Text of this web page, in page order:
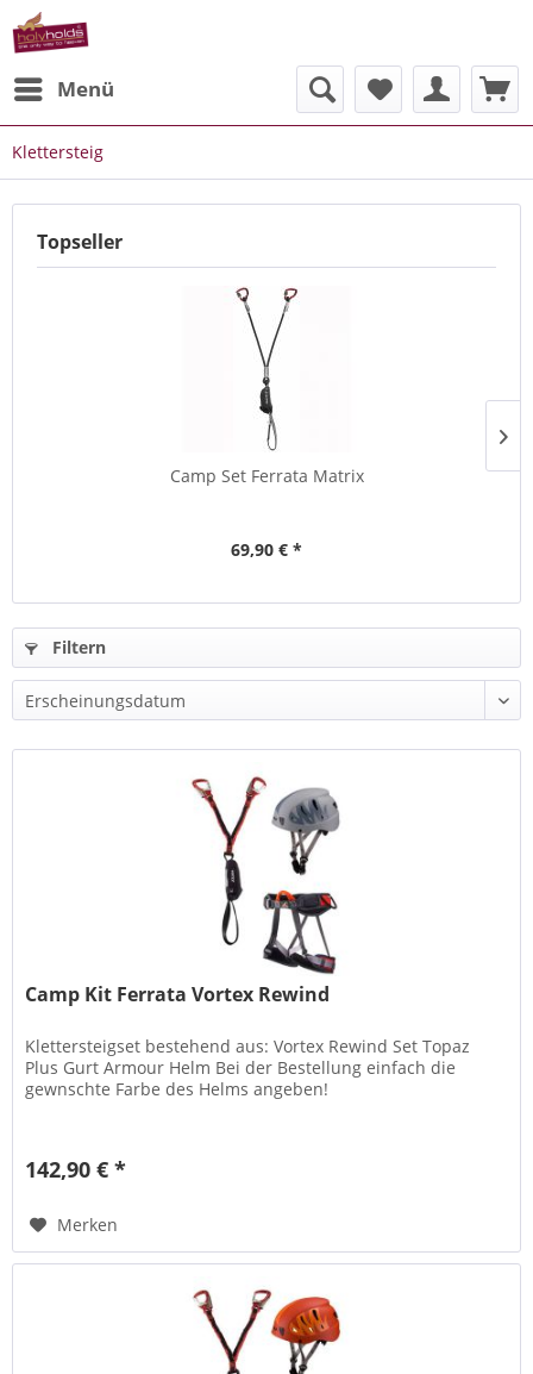
Menü
Klettersteig
Topseller
Camp Set Ferrata Matrix
69,90 € *
Filtern
Camp Kit Ferrata Vortex Rewind
Klettersteigset bestehend aus: Vortex Rewind Set Topaz
Plus Gurt Armour Helm Bei der Bestellung einfach die
gewnschte Farbe des Helms angeben!
142,90 € *
Merken